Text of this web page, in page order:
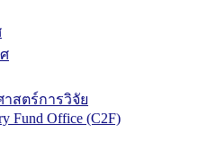
สตร์การวิจัย
Fund Office (C2F)